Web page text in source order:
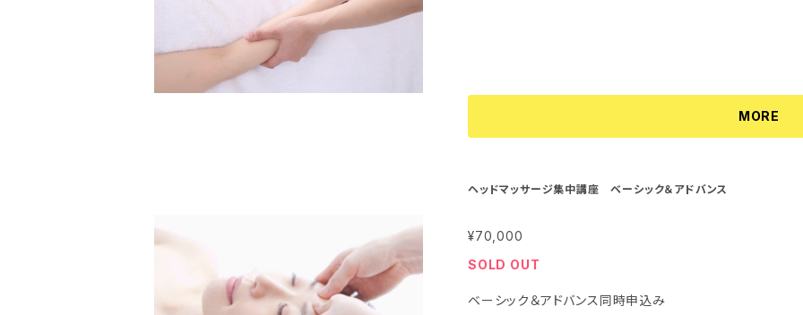
MORE
ヘッドマッサージ集中講座 ベーシック＆アドバンス
¥70,000
SOLD OUT
ベーシック＆アドバンス同時申込み